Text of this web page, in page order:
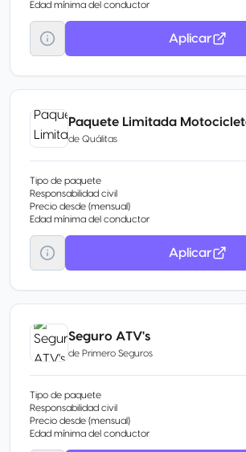
Edad mínima del conductor
Aplicar
Paquete Limitada
de Quálitas
Tipo de paquete
Responsabilidad civil
Precio desde (mensual)
Edad mínima del conductor
Aplicar
Seguro ATV's
de Primero Seguros
Tipo de paquete
Responsabilidad civil
Precio desde (mensual)
Edad mínima del conductor